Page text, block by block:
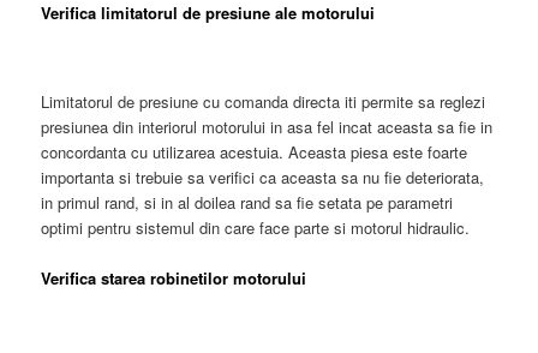
Verifica limitatorul de presiune ale motorului
Limitatorul de presiune cu comanda directa iti permite sa reglezi
presiunea din interiorul motorului in asa fel incat aceasta sa fie in
concordanta cu utilizarea acestuia. Aceasta piesa este foarte
importanta si trebuie sa verifici ca aceasta sa nu fie deteriorata,
in primul rand, si in al doilea rand sa fie setata pe parametri
optimi pentru sistemul din care face parte si motorul hidraulic.
Verifica starea robinetilor motorului